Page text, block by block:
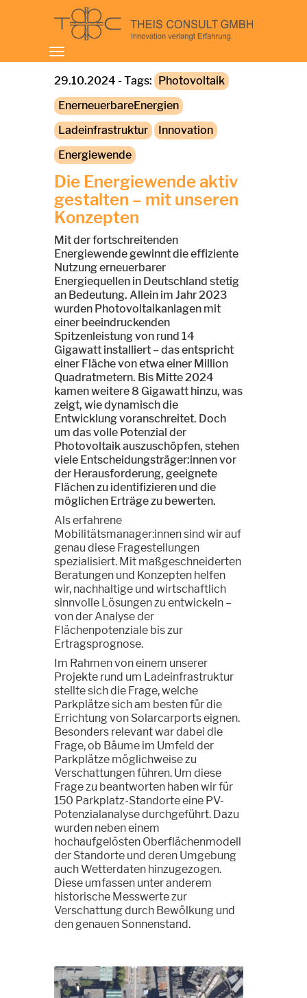
Toggle
navigation
29.10.2024 - Tags: Photovoltaik
EnerneuerbareEnergien
Ladeinfrastruktur
Innovation
Energiewende
Die Energiewende aktiv
gestalten – mit unseren
Konzepten
Mit der fortschreitenden
Energiewende gewinnt die effiziente
Nutzung erneuerbarer
Energiequellen in Deutschland stetig
an Bedeutung. Allein im Jahr 2023
wurden Photovoltaikanlagen mit
einer beeindruckenden
Spitzenleistung von rund 14
Gigawatt installiert – das entspricht
einer Fläche von etwa einer Million
Quadratmetern. Bis Mitte 2024
kamen weitere 8 Gigawatt hinzu, was
zeigt, wie dynamisch die
Entwicklung voranschreitet. Doch
um das volle Potenzial der
Photovoltaik auszuschöpfen, stehen
viele Entscheidungsträger:innen vor
der Herausforderung, geeignete
Flächen zu identifizieren und die
möglichen Erträge zu bewerten.
Als erfahrene
Mobilitätsmanager:innen sind wir auf
genau diese Fragestellungen
spezialisiert. Mit maßgeschneiderten
Beratungen und Konzepten helfen
wir, nachhaltige und wirtschaftlich
sinnvolle Lösungen zu entwickeln –
von der Analyse der
Flächenpotenziale bis zur
Ertragsprognose.
Im Rahmen von einem unserer
Projekte rund um Ladeinfrastruktur
stellte sich die Frage, welche
Parkplätze sich am besten für die
Errichtung von Solarcarports eignen.
Besonders relevant war dabei die
Frage, ob Bäume im Umfeld der
Parkplätze möglichweise zu
Verschattungen führen. Um diese
Frage zu beantworten haben wir für
150 Parkplatz-Standorte eine PV-
Potenzialanalyse durchgeführt. Dazu
wurden neben einem
hochaufgelösten Oberflächenmodell
der Standorte und deren Umgebung
auch Wetterdaten hinzugezogen.
Diese umfassen unter anderem
historische Messwerte zur
Verschattung durch Bewölkung und
den genauen Sonnenstand.